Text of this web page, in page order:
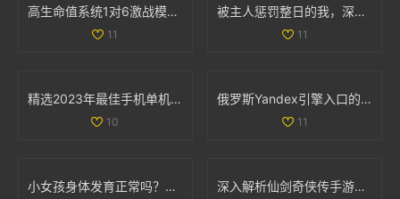
高生命值系统1对6激战模式全解析与玩法攻略
11
被主人惩罚整日的我，深刻反思自己的行为与成长
11
精选2023年最佳手机单机游戏APP推荐与排行榜分享
10
俄罗斯Yandex引擎入口的详细解析与使用指南
11
小女孩身体发育正常吗？肛门微开现象解析 深入解析仙剑奇侠传手游情缘系统的独特魅力与玩法